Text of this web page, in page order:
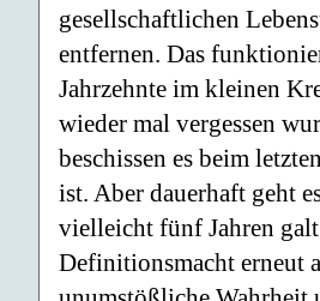
gesellschaftlichen
entfernen. Das
Jahrzehnte im kleinen
wieder mal vergessen
beschissen es beim
ist. Aber dauerhaft geht
vielleicht fünf Jahren
Definitionsmacht erneut